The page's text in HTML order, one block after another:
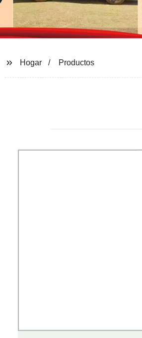
Hogar Productos